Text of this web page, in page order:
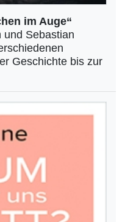
im Auge“
und Sebastian
Geschichte bis zur